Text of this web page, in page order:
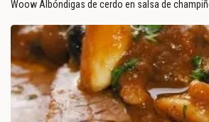
Woow Albóndigas de cerdo en salsa de